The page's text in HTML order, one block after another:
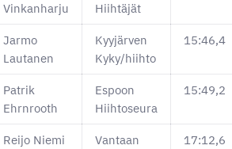
Vinkanharju
Hiihtäjät
Jarmo
Lautanen
Kyyjärven
Kyky/hiihto
15:46,4
Patrik
Ehrnrooth
Espoon
Hiihtoseura
15:49,2
Reijo Niemi
Vantaan
17:12,6